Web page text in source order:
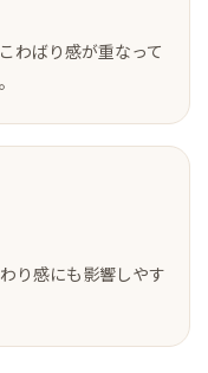
わばり感が重なって
り感にも影響しやす